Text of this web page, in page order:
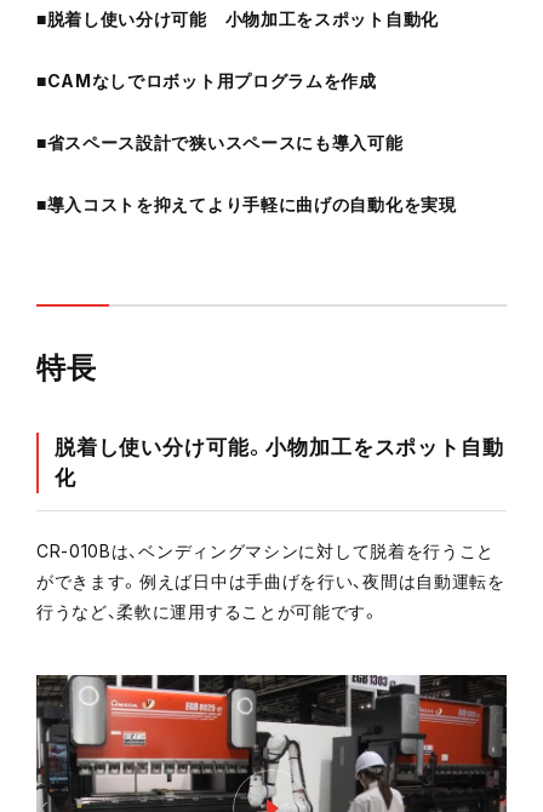
■脱着し使い分け可能 小物加工をスポット自動化
■CAMなしでロボット用プログラムを作成
■省スペース設計で狭いスペースにも導入可能
■導入コストを抑えてより手軽に曲げの自動化を実現
特長
脱着し使い分け可能。小物加工をスポット自動
化
CR-010Bは、ベンディングマシンに対して脱着を行うこと
ができます。例えば日中は手曲げを行い、夜間は自動運転を
行うなど、柔軟に運用することが可能です。